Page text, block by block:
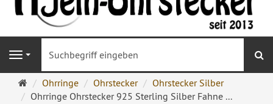
Navigation
Ohrringe
Ohrstecker
Ohrringe Ohrstecker
Ohrstecker Silber
Ohrringe Ohrstecker 925 Sterling Silber Fahne ...